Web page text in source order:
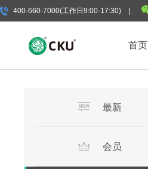
400-660-7000(工作日9:00-17:30) |
首页
最新
会员